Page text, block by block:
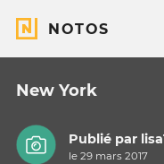
NOTOS
New York
Publié par
le 29 mars 2017